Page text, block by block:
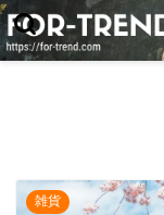
雑貨